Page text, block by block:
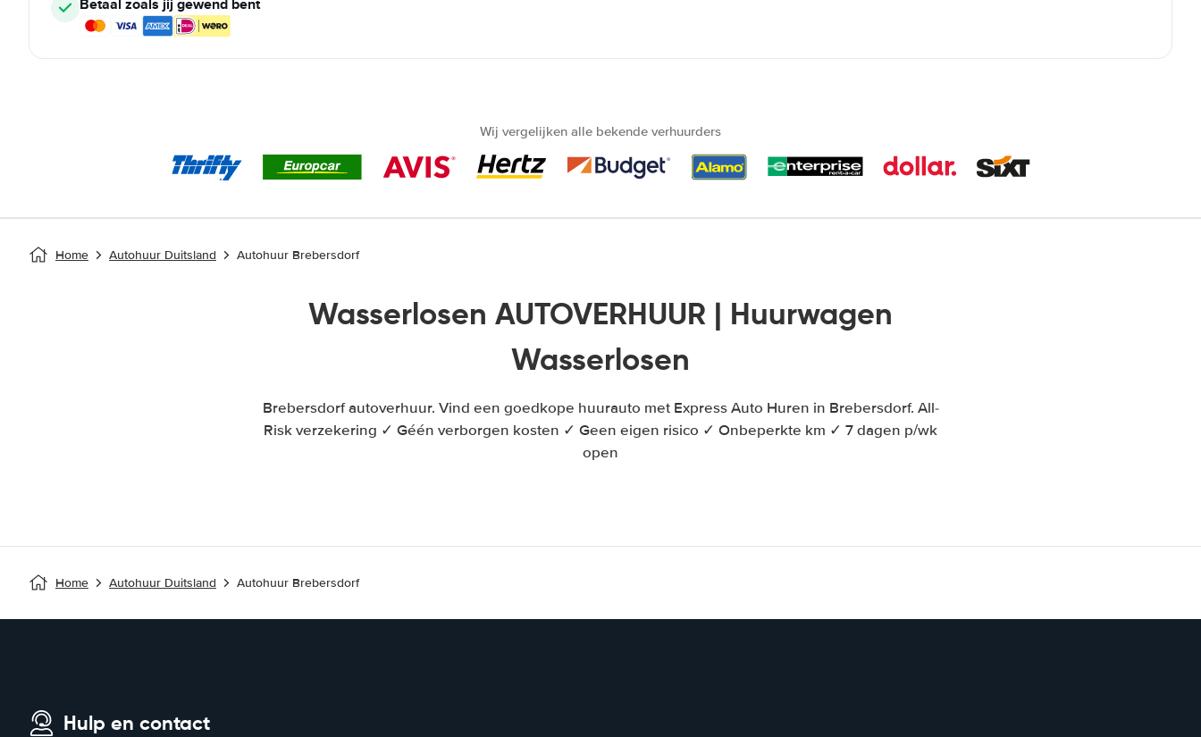
Wij vergelijken alle bekende verhuurders
Home Autohuur Duitsland Autohuur Brebersdorf
Wasserlosen AUTOVERHUUR | Huurwagen
Wasserlosen
Brebersdorf autoverhuur. Vind een goedkope huurauto met Express Auto Huren in Brebersdorf. All-
Risk verzekering ✓ Géén verborgen kosten ✓ Geen eigen risico ✓ Onbeperkte km ✓ 7 dagen p/wk
open
Home Autohuur Duitsland Autohuur Brebersdorf
Hulp en contact